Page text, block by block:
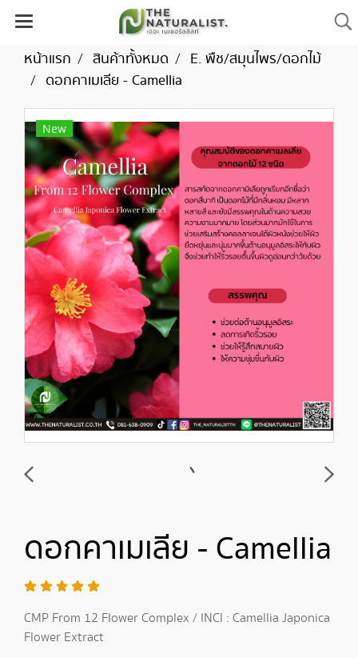
หน้าแรก สินค้าทั้งหมด
E. พืช/สมุนไพร/ดอกไม้
ดอกคาเมเลีย - Camellia
New
ดอกคาเมเลีย - Camellia
CMP From 12 Flower Complex / INCI : Camellia Japonica
Flower Extract